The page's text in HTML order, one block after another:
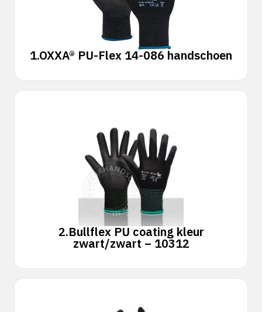
1.OXXA® PU-Flex 14-086 handschoen
2.Bullflex PU coating kleur
zwart/zwart – 10312